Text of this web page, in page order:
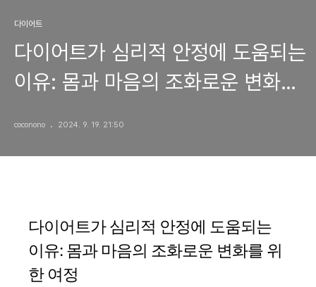
다이어트
다이어트가 심리적 안정에 도움되는
이유: 몸과 마음의 조화로운 변화를
coconono 2024. 9. 19. 21:50
다이어트가 심리적 안정에 도움되는
이유: 몸과 마음의 조화로운 변화를 위
한 여정